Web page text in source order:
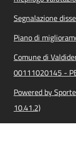
Segnalazione
Piano di
Comune di
00111020145 -
Powered by
10.41.2)